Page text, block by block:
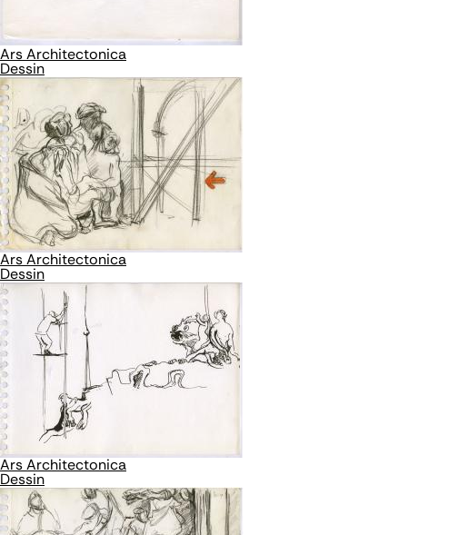
Ars Architectonica
Dessin
Ars Architectonica
Dessin
Ars Architectonica
Dessin